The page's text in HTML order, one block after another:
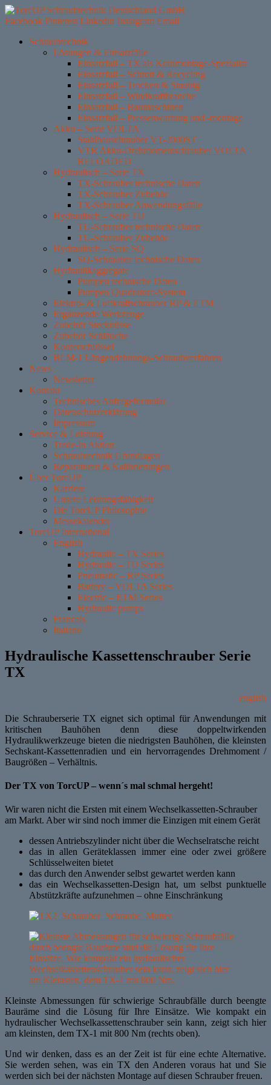
Facebook Pinterest Linkedin Instagram Email
Skip
Schraubtechnik
Lösungen & Einsatzfälle
Einsatzfall – TX als Kranmontage-Spezialist
Einsatzfall – Schrott & Recycling
Einsatzfall – Trocken & Staubig
Einsatzfall – Windkraftbranche
Einsatzfall – Baumaschinen
Einsatzfall – Pressenwartung und -montage
Akku – Serie VOLTA
Stahlbauschrauber VT-2000ST
VTR Akku-Drehmomentschrauber VOLTA
RELOADED
Hydraulisch – Serie TX
TX-Schrauber technische Daten
TX-Schrauber Zubehör
TX-Schrauber Anwendungsfälle
Hydraulisch – Serie TU
TU-Schrauber technische Daten
TU-Schrauber Zubehör
Hydraulisch – Serie SQ
SQ-Schrauber technische Daten
Hydraulikaggregate
Pumpen technische Daten
Pumpen Quadratorc-System
Elektro- & Luftkraftschrauber RP & ETM
Ergänzende Werkzeuge
Zubehör Stecknüsse
Zubehör Schläuche
Konterschlüssel
BLM-1 Längendehnungs-Schraubverfahren
News
Newsletter
Kontakt
Technisches Anfrageformular
Datenschutzerklärung
Impressum
Service & Leistung
Trade-In Aktion
Schraubtechnik Grundlagen
Reparaturen & Kalibrierungen
Über TorcUP
Karriere
Unsere Leistungsfähigkeit
Die TorcUP Philosophie
Messekalender
TorcUP International
English
Hydraulic – TX Series
Hydraulic – TU Series
Pneumatic – RP Series
Battery – VOLTA Series
Electric – ETM Series
Hydraulic pumps
Francais
Italiano
Hydraulische Kassettenschrauber Serie
TX
english
Die Schrauberserie TX eignet sich optimal für Anwendungen mit
kritischen Bauhöhen denn diese doppeltwirkenden
Hydraulikwerkzeuge bieten die niedrigsten Bauhöhen, die kleinsten
Sechskant-Kassettenradien und ein hervorragendes Drehmoment /
Baugrößen – Verhältnis.
Der TX von TorcUP – wenn´s mal schmal hergeht!
Wir waren nicht die Ersten mit einem Wechselkassetten-Schrauber
am Markt. Aber wir sind noch immer die Einzigen mit einem Gerät
dessen Antriebszylinder nicht über die Wechselratsche reicht
das in allen Geräteklassen immer eine oder zwei größere
Schlüsselweiten bietet
das durch den Anwender selbst gewartet werden kann
das ein Wechselkassetten-Design hat, um selbst punktuelle
Abstützkräfte aufzunehmen – ohne Einschränkung
Kleinste Abmessungen für schwierige Schraubfälle durch beengte
Bauräme sind die Lösung für Ihre Einsätze. Wie kompakt ein
hydraulischer Wechselkassettenschrauber sein kann, zeigt sich hier
am kleinsten, dem TX-1 mit 800 Nm (rechts oben).
Und wir denken, dass es an der Zeit ist für eine echte Alternative.
Sie werden sehen, was ein TX den Anderen voraus hat und Sie
werden sich bei der nächsten Montage auf diesen Schrauber freuen.